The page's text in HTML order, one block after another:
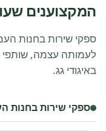
המקצוענים
ספקי שירות בחנות
לעמותה עצמה, שותפי
באיגודי גג.
ספקי שירות בחנות